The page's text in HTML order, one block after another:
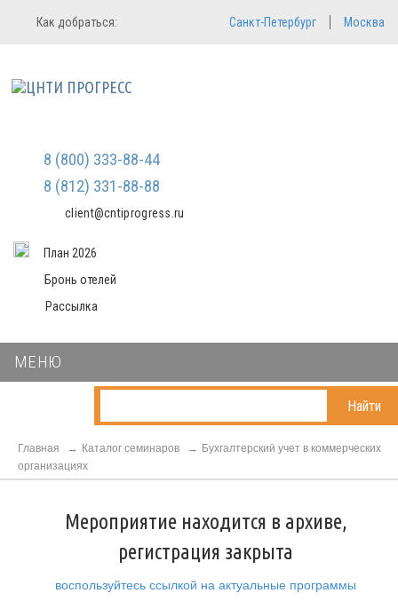
Регистрация
Мы не передаем ваши данные
третьим лицам и не рассылаем
Вход в систему
Как добраться: Санкт-Петербург Москва
8 (800) 333-88-44
8 (812) 331-88-88
client@cntiprogress.ru
План 2026
Бронь отелей
Рассылка
МЕНЮ
Найти
Главная Каталог семинаров
Бухгалтерский учет в коммерческих
организациях
Мероприятие находится в архиве,
регистрация закрыта
воспользуйтесь ссылкой на актуальные программы